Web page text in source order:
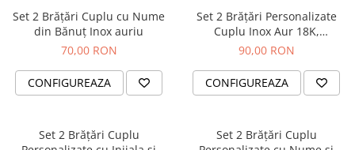
Cadouri 1-8 Martie
Cadouri Paste
Halloween
Portfard Personalizat
Tablou Personalizat
Set 2 Brățări Cuplu cu Nume
din Bănuț Inox auriu
70,00 RON
CONFIGUREAZA
Set 2 Brățări Personalizate
Cuplu Inox Aur 18K,
Waterproof, Snur Macrame
90,00 RON
CONFIGUREAZA
Set 2 Brățări Cuplu
Set 2 Brățări Cuplu